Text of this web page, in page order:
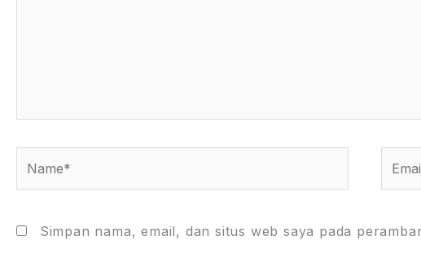
Simpan nama, email, dan situs web saya pada